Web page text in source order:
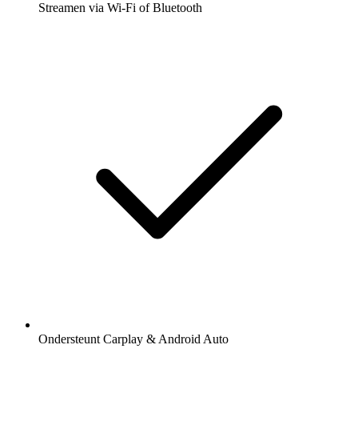
Streamen via Wi-Fi of Bluetooth
Ondersteunt Carplay & Android Auto